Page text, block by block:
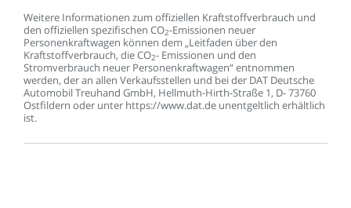
Weitere Informationen zum offiziellen Kraftstoffverbrauch und
den offiziellen spezifischen CO2-Emissionen neuer
Personenkraftwagen können dem „Leitfaden überden
Kraftstoffverbrauch, dieCO2- Emissionen und den
Stromverbrauch neuer Personenkraftwagen“entnommen
werden, deran allen Verkaufsstellen und beider DAT Deutsche
AutomobilTreuhand GmbH, Hellmuth-Hirth-Straße 1, D-73760
Ostfildern oder unter https://www.dat.de unentgeltlich erhältlich
ist.